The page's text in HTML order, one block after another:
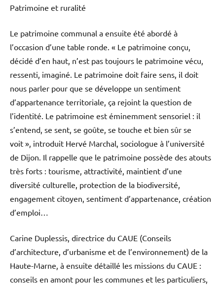
Patrimoine et ruralité
Le patrimoine communal a ensuite été abordé à
l’occasion d’une table ronde. « Le patrimoine conçu,
décidé d’en haut, n’est pas toujours le patrimoine vécu,
ressenti, imaginé. Le patrimoine doit faire sens, il doit
nous parler pour que se développe un sentiment
d’appartenance territoriale, ça rejoint la question de
l’identité. Le patrimoine est éminemment sensoriel : il
s’entend, se sent, se goûte, se touche et bien sûr se
voit », introduit Hervé Marchal, sociologue à l’université
de Dijon. Il rappelle que le patrimoine possède des atouts
très forts : tourisme, attractivité, maintient d’une
diversité culturelle, protection de la biodiversité,
engagement citoyen, sentiment d’appartenance, création
d’emploi…
Carine Duplessis, directrice du CAUE (Conseils
d’architecture, d’urbanisme et de l’environnement) de la
Haute-Marne, à ensuite détaillé les missions du CAUE :
conseils en amont pour les communes et les particuliers,